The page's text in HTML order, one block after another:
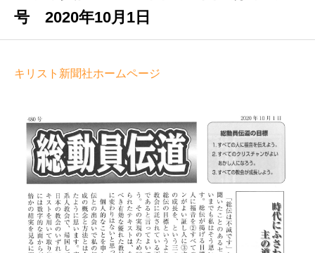
号 2020年10月1日
キリスト新聞社ホームページ